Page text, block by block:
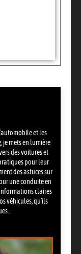
et les
je mets en lumière
des voitures et
pour leur
des astuces sur
une conduite en
claires
véhicules, qu’ils